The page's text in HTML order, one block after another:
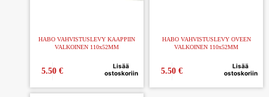
HABO VAHVISTUSLEVY KAAPPIIN
VALKOINEN 110x52MM
5.50€
Lisää
ostoskoriin
HABO VAHVISTUSLEVY OVEEN
VALKOINEN 110x52MM
5.50€
Lisää
ostoskoriin